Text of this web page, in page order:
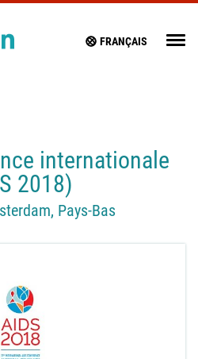
FRANÇAIS
internationale
2018)
Pays-Bas